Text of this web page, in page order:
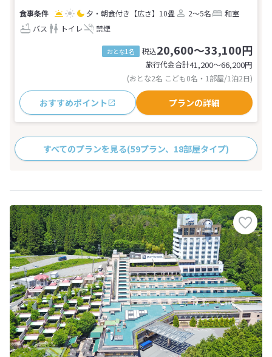
夕・朝食付き 【広さ】10畳 2～5名
和室
バス
トイレ 禁煙
おとな1名 税込20,600～33,100円
旅行代金合計41,200〜66,200円
(おとな2名 こども0名・1部屋/1泊2日)
おすすめポイント プランの詳細
すべてのプランを見る(59プラン、18部屋タイプ)